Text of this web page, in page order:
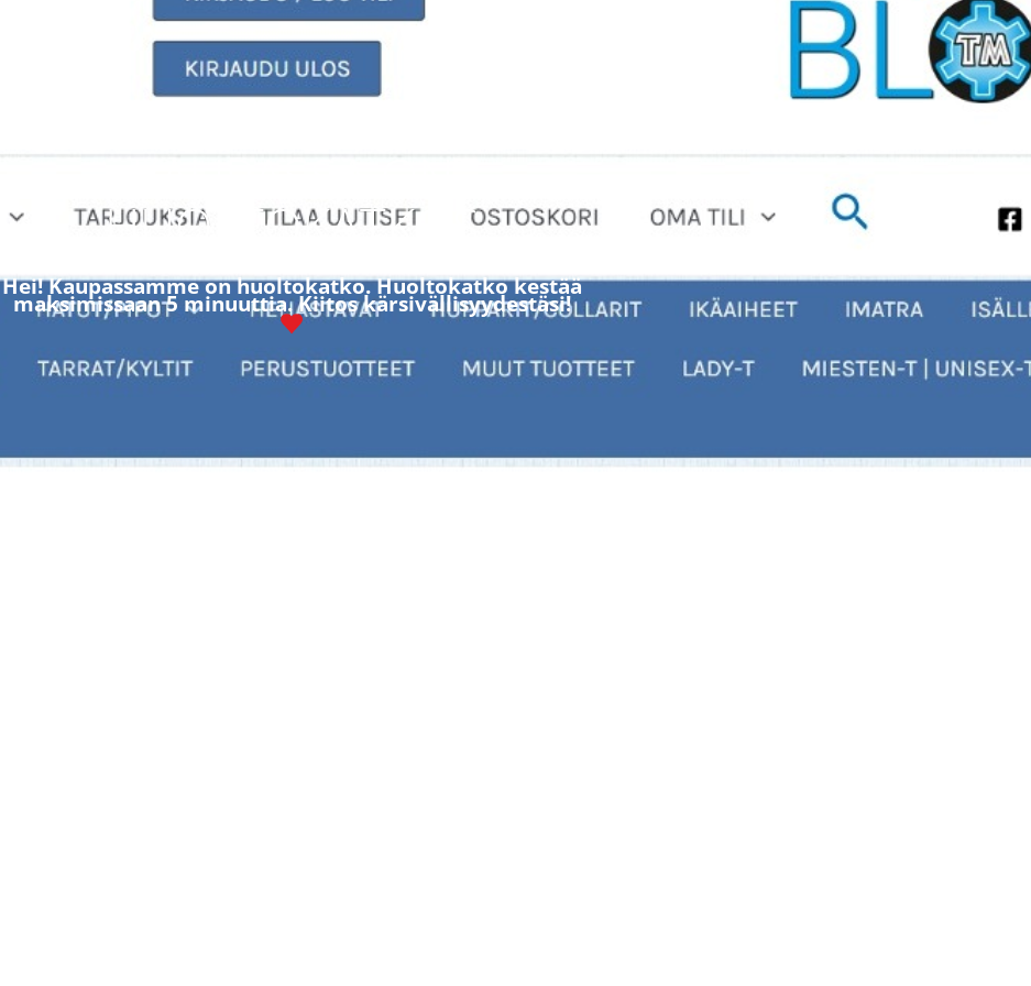
KAUPASSA ON
HUOLTOKATKOS
Hei! Kaupassamme on huoltokatko. Huoltokatko kestää
maksimissaan 5 minuuttia. Kiitos kärsivällisyydestäsi!